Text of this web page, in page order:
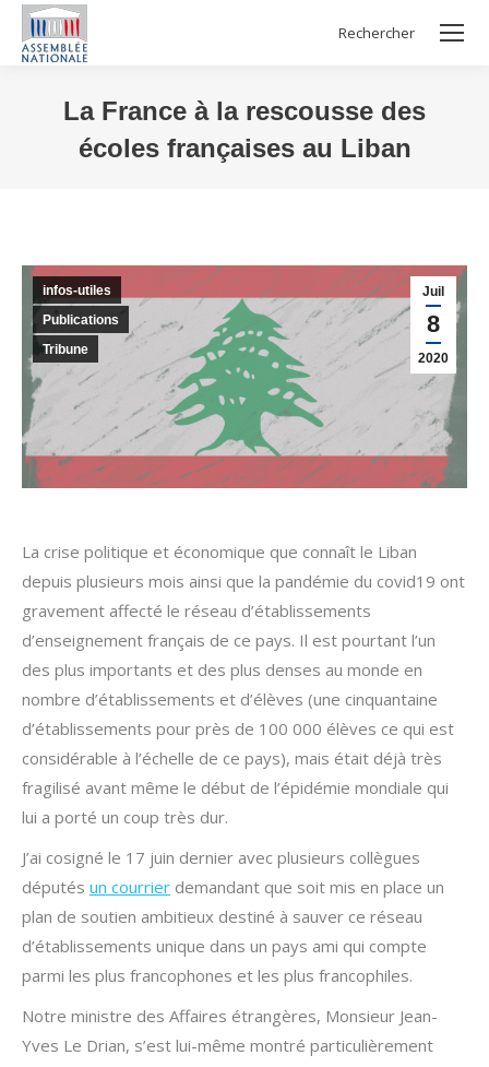
Search:
Rechercher
La France à la rescousse des
écoles françaises au Liban
Juil
8
2020
infos-utiles
Publications
Tribune
La crise politique et économique que connaît le Liban
depuis plusieurs mois ainsi que la pandémie du covid19 ont
gravement affecté le réseau d’établissements
d’enseignement français de ce pays. Il est pourtant l’un
des plus importants et des plus denses au monde en
nombre d’établissements et d’élèves (une cinquantaine
d’établissements pour près de 100 000 élèves ce qui est
considérable à l’échelle de ce pays), mais était déjà très
fragilisé avant même le début de l’épidémie mondiale qui
lui a porté un coup très dur.
J’ai cosigné le 17 juin dernier avec plusieurs collègues
députés un courrier demandant que soit mis en place un
plan de soutien ambitieux destiné à sauver ce réseau
d’établissements unique dans un pays ami qui compte
parmi les plus francophones et les plus francophiles.
Notre ministre des Affaires étrangères, Monsieur Jean-
Yves Le Drian, s’est lui-même montré particulièrement